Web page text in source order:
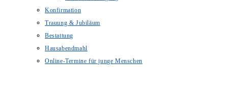
Konfirmation
Trauung & Jubiläum
Bestattung
Hausabendmahl
Online-Termine für junge Menschen